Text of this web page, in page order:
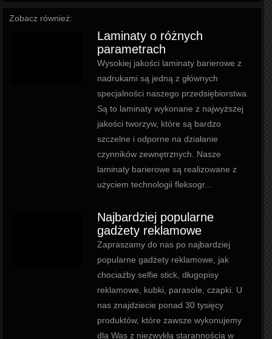
Zobacz również:
Laminaty o różnych
parametrach
Wysokiej jakości laminaty barierowe z
nadrukami są jedną z głównych
specjalności naszego przedsiębiorstwa.
Są to laminaty wykonane z najwyższej
jakości tworzyw, które są bardzo
szczelne i odporne na działanie
czynników zewnętrznych. Nasze
laminaty barierowe są realizowane z
użyciem technologii fleksogr...
Najbardziej popularne
gadżety reklamowe
Zapraszamy do nas po najbardziej
popularne gadżety reklamowe, jak
chociażby selfie stick, długopisy
reklamowe, kubki, parasole, czapki. U
nas znajdziecie ponad 30 tysięcy
produktów, które zawsze wykonujemy
dla Was z niezwykłą starannością w